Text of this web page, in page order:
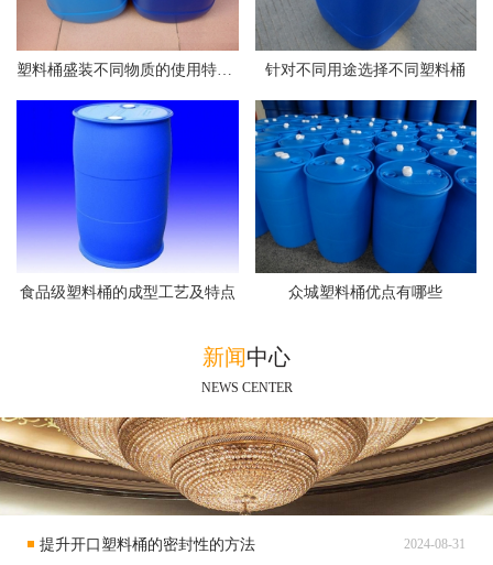
针对不同用途选择不同塑料桶
食品级塑料桶的成型工艺及特点 众城塑料桶优点有哪些
新闻中心
NEWS CENTER
提升开口塑料桶的密封性的方法 2024-08-31